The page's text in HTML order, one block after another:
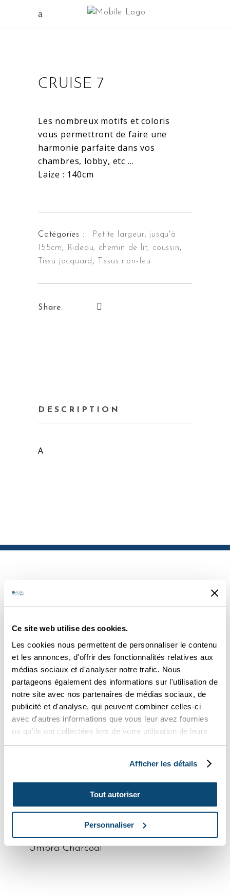
Ce site web utilise des cookies.
Les cookies nous permettent de personnaliser le contenu
et les annonces, d'offrir des fonctionnalités relatives aux
médias sociaux et d'analyser notre trafic. Nous
partageons également des informations sur l'utilisation de
notre site avec nos partenaires de médias sociaux, de
publicité et d'analyse, qui peuvent combiner celles-ci
avec d'autres informations que vous leur avez fournies
ou qu'ils ont collectées lors de votre utilisation de leurs
services.
Afficher les détails
Tout autoriser
Personnaliser
CRUISE 7
Les nombreux motifs et coloris
vous permettront de faire une
harmonie parfaite dans vos
chambres, lobby, etc …
Laize : 140cm
Catégories :
Petite largeur, jusqu'à
155cm, Rideau, chemin de lit, coussin,
Tissu jacquard , Tissus non-feu
Share:
DESCRIPTION
A
PRODUITS
SIMILAIRES
lire la suite
Umbra Mushroom
lire la suite
Umbra Charcoal